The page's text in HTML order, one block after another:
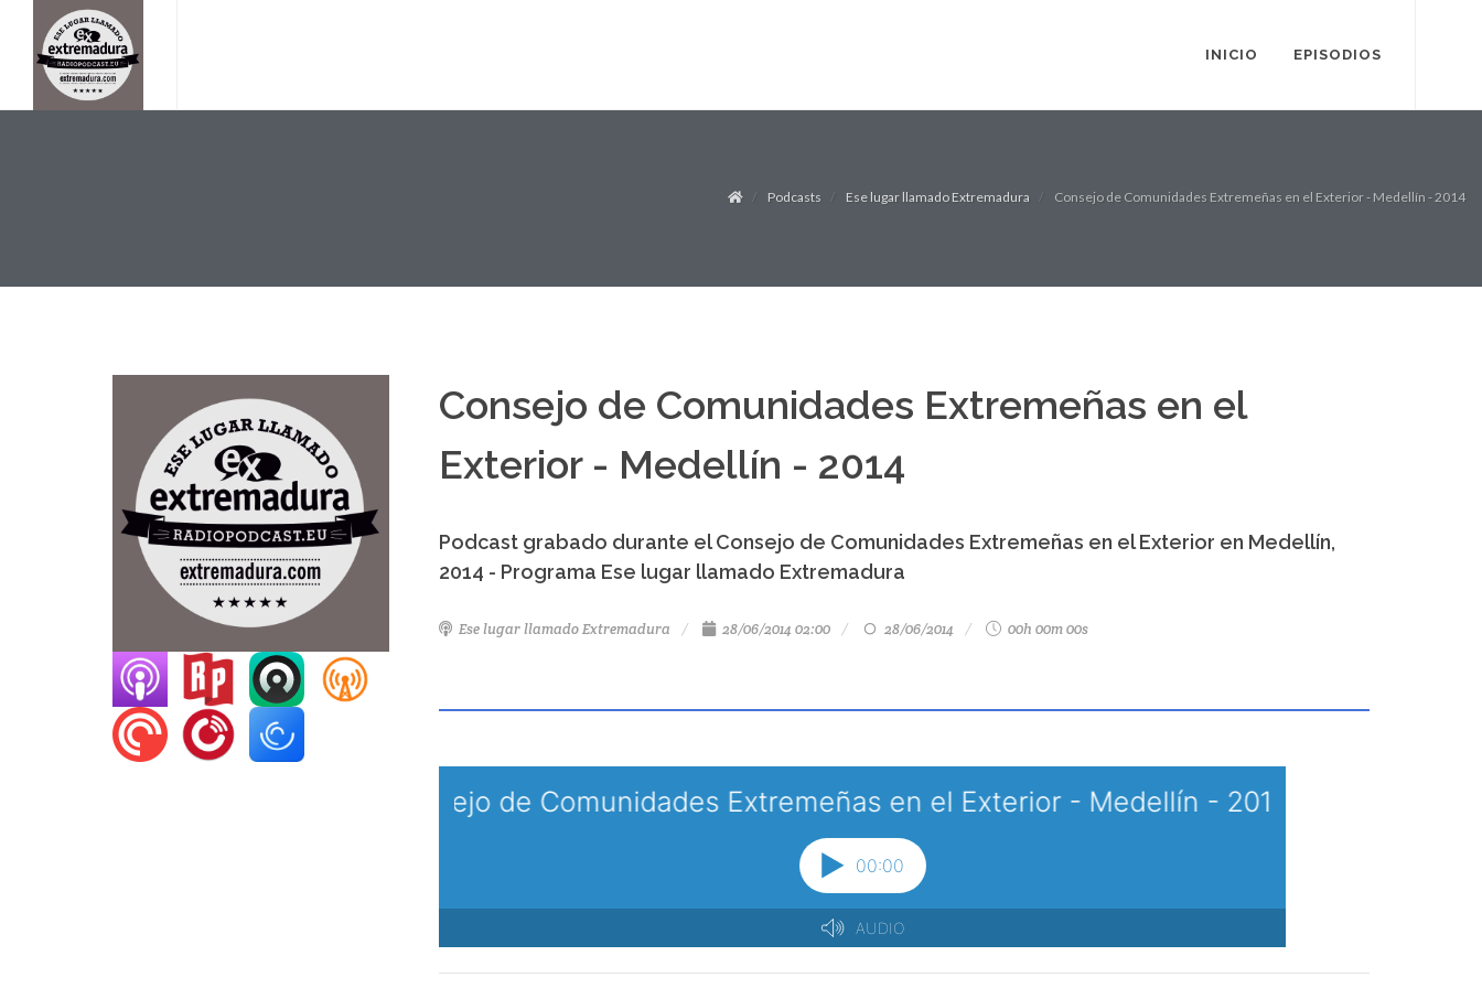
INICIO EPISODIOS
Podcasts Ese lugar llamado Extremadura Consejo de Comunidades Extremeñas en el Exterior - Medellín - 2014
Consejo de Comunidades Extremeñas en el
Exterior - Medellín - 2014
Podcast grabado durante el Consejo de Comunidades Extremeñas en el Exterior en Medellín,
2014 - Programa Ese lugar llamado Extremadura
Ese lugar llamado Extremadura 28/06/2014 02:00 28/06/2014 00h 00m 00s